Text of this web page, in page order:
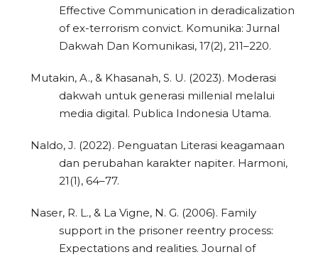
Effective Communication in deradicalization
of ex-terrorism convict. Komunika: Jurnal
Dakwah Dan Komunikasi, 17(2), 211–220.
Mutakin, A., & Khasanah, S. U. (2023). Moderasi
dakwah untuk generasi millenial melalui
media digital. Publica Indonesia Utama.
Naldo, J. (2022). Penguatan Literasi keagamaan
dan perubahan karakter napiter. Harmoni,
21(1), 64–77.
Naser, R. L., & La Vigne, N. G. (2006). Family
support in the prisoner reentry process:
Expectations and realities. Journal of